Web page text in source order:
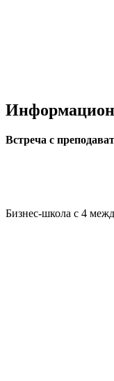
Встреча с
Бизнес-школа с 4